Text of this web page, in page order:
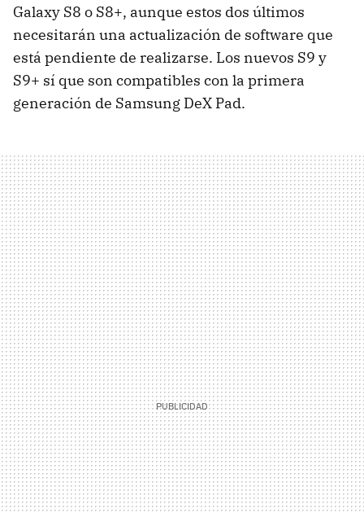
Galaxy S8 o S8+, aunque estos dos últimos
necesitarán una actualización de software que
está pendiente de realizarse. Los nuevos S9 y
S9+ sí que son compatibles con la primera
generación de Samsung DeX Pad.